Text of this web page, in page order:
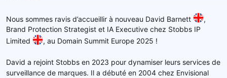
Nous sommes ravis d’accueillir à nouveau David Barnett
,
Brand Protection Strategist et IA Executive chez Stobbs IP
Limited
, au Domain Summit Europe 2025 !
David a rejoint Stobbs en 2023 pour dynamiser leurs services de
surveillance de marques. Il a débuté en 2004 chez Envisional